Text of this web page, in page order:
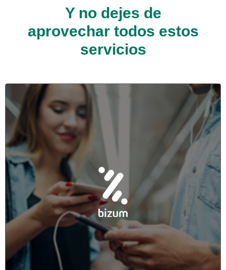
Y no dejes de
aprovechar todos estos
servicios